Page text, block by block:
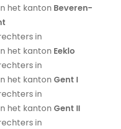
het kanton Beveren-
in
het kanton Eeklo
in
het kanton Gent I
in
het kanton Gent II
in